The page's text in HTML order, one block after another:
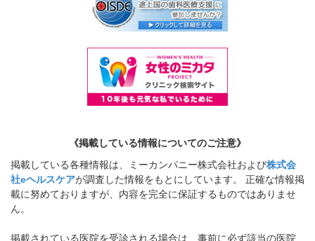
《掲載している情報についてのご注意》
掲載している各種情報は、ミーカンパニー株式会社および株式会
社eヘルスケアが調査した情報をもとにしています。 正確な情報掲
載に努めておりますが、内容を完全に保証するものではありませ
ん。
掲載されている医院を受診される場合は、事前に必ず該当の医院